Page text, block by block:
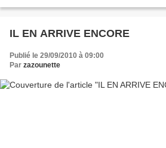
IL EN ARRIVE ENCORE
Publié le 29/09/2010 à 09:00
Par zazounette